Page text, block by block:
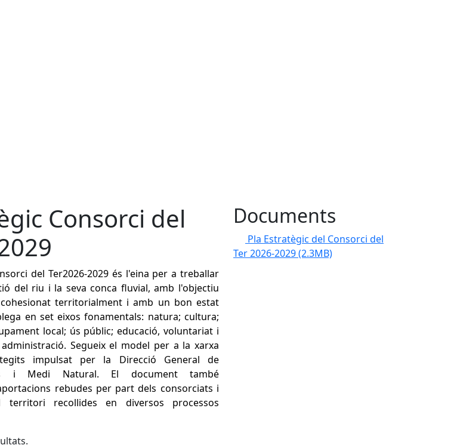
Consorci del
del Ter2026-2029 és l'eina per a treballar
del riu i la seva conca fluvial, amb l'objectiu
territorialment i amb un bon estat
en set eixos fonamentals: natura; cultura;
local; ús públic; educació, voluntariat i
Segueix el model per a la xarxa
impulsat per la Direcció General de
i Medi Natural. El document també
rebudes per part dels consorciats i
recollides en diversos processos
Documents
Pla Estratègic del Consorci del
Ter 2026-2029(2.3MB)